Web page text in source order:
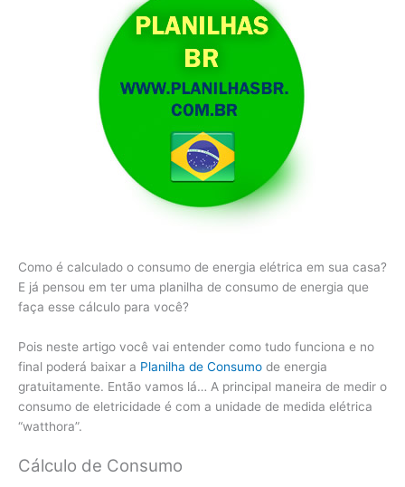
Como é calculado o consumo de energia elétrica em sua casa?
E já pensou em ter uma planilha de consumo de energia que
faça esse cálculo para você?
Pois neste artigo você vai entender como tudo funciona e no
final poderá baixar a Planilha de Consumo de energia
gratuitamente. Então vamos lá… A principal maneira de medir o
consumo de eletricidade é com a unidade de medida elétrica
“watthora”.
Cálculo de Consumo